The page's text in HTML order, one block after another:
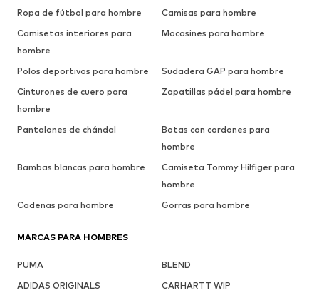
Ropa de fútbol para hombre
Camisas para hombre
Camisetas interiores para
hombre
Mocasines para hombre
Polos deportivos para hombre
Sudadera GAP para hombre
Cinturones de cuero para
hombre
Zapatillas pádel para hombre
Pantalones de chándal
Botas con cordones para
hombre
Bambas blancas para hombre
Camiseta Tommy Hilfiger para
hombre
Cadenas para hombre
Gorras para hombre
MARCAS PARA HOMBRES
PUMA
BLEND
ADIDAS ORIGINALS
CARHARTT WIP